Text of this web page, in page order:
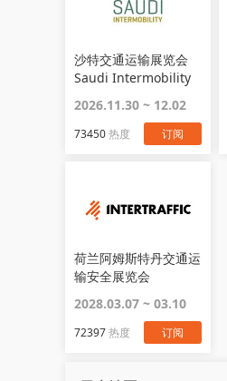
沙特交通运输展览会
Saudi Intermobility
2026.11.30 ~ 12.02
73450热度 订阅
荷兰阿姆斯特丹交通运
输安全展览会
Amsterdam
2028.03.07 ~ 03.10
72397热度 订阅